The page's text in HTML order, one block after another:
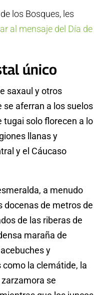
los Bosques, les
al mensaje del Día de
único
saxaul y otros
se aferran a los suelos
tugai solo florecen a lo
llanas y
y el Cáucaso
a menudo
docenas de metros de
de las riberas de
maraña de
y
la clemátide, la
se